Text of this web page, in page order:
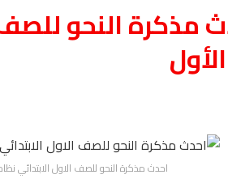
مذكرة النحو للصف
احدث مذكرة النحو للصف الاول الابتدائي